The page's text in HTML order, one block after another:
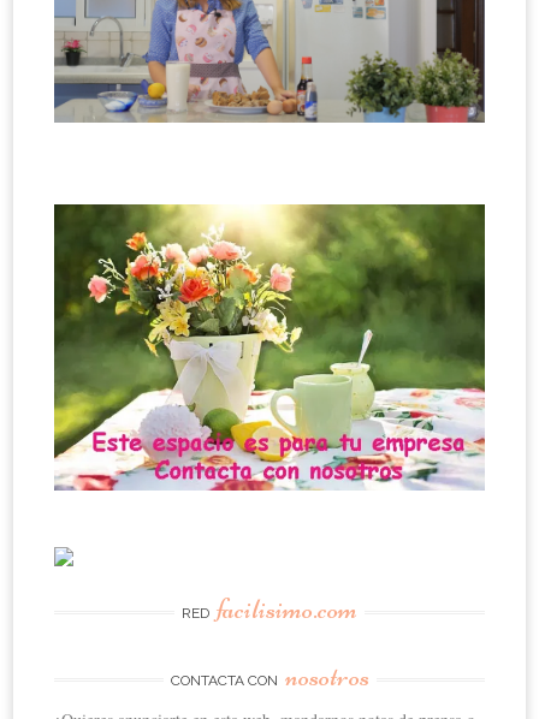
RED facilisimo.com
CONTACTA CON nosotros